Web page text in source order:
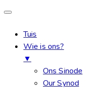
Tuis
Wie is ons?
▼
Ons Sinode
Our Synod